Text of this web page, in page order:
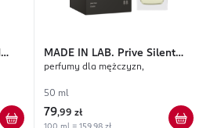
MADE IN LAB. Prive Silent
Storm
perfumy dla mężczyzn,
50 ml
79,99 zł
100 ml = 159,98 zł